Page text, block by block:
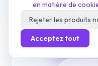
en matière de
Rejeter les produits
Acceptez tout